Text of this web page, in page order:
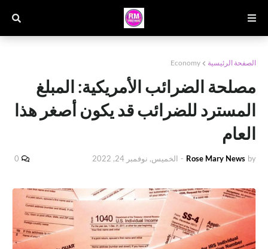
الصفحة الرئيسية Economy
مصلحة الضرائب الأمريكية: المبلغ
المسترد للضرائب قد يكون أصغر هذا
العام
by
Rose Mary News
- الخميس, نوفمبر 24, 2022 0